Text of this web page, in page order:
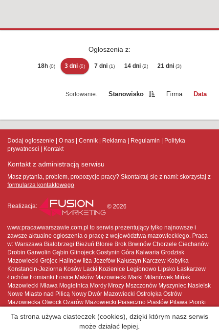
Ogłoszenia z:
18h (0) 3 dni (0) 7 dni (1) 14 dni (2) 21 dni (3)
Stanowisko Firma Data
Dodaj ogłoszenie O nas Cennik Reklama Regulamin
Polityka
prywatnosci
Kontakt
Kontakt z administracją serwisu
Masz pytania, problem, propozycje pracy? Skontaktuj się z nami: skorzystaj z
formularza kontaktowego
Realizacja: © 2026
www.pracawwarszawie.com.pl to serwis prezentujący tylko najnowsze i
zawsze aktualne ogłoszenia o pracę z województwa mazowieckiego. Praca
w: Warszawa Białobrzegi Bieżuń Błonie Brok Brwinów Chorzele Ciechanów
Drobin Garwolin Gąbin Glinojeck Gostynin Góra Kalwaria Grodzisk
Mazowiecki Grójec Halinów Iłża Józefów Kałuszyn Karczew Kobyłka
Konstancin-Jeziorna Kosów Lacki Kozienice Legionowo Lipsko Łaskarzew
Łochów Łomianki Łosice Maków Mazowiecki Marki Milanówek Mińsk
Mazowiecki Mława Mogielnica Mordy Mrozy Mszczonów Myszyniec Nasielsk
Nowe Miasto nad Pilicą Nowy Dwór Mazowiecki Ostrołęka Ostrów
Mazowiecka Otwock Ożarów Mazowiecki Piaseczno Piastów Pilawa Pionki
Raciąż Radom Radzymin Różan Serock Siedlce Sierpc Skaryszew
Sochaczew Sokołów Podlaski Sulejówek Szydłowiec Tarczyn Tłuszcz Warka
Ta strona używa ciasteczek (cookies), dzięki którym nasz serwis
może działać lepiej.